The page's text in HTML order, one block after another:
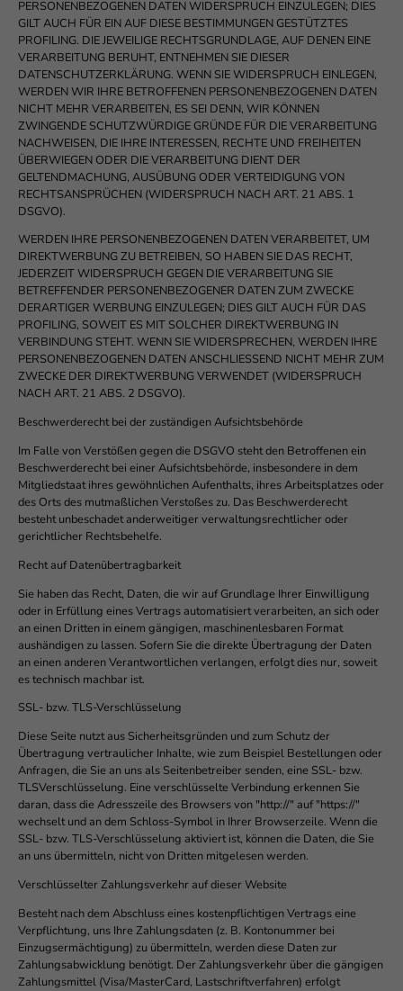
PERSONENBEZOGENEN DATEN WIDERSPRUCH EINZULEGEN; DIES
GILT AUCH FÜR EIN AUF DIESE BESTIMMUNGEN GESTÜTZTES
PROFILING. DIE JEWEILIGE RECHTSGRUNDLAGE, AUF DENEN EINE
VERARBEITUNG BERUHT, ENTNEHMEN SIE DIESER
DATENSCHUTZERKLÄRUNG. WENN SIE WIDERSPRUCH EINLEGEN,
WERDEN WIR IHRE BETROFFENEN PERSONENBEZOGENEN DATEN
NICHT MEHR VERARBEITEN, ES SEI DENN, WIR KÖNNEN
ZWINGENDE SCHUTZWÜRDIGE GRÜNDE FÜR DIE VERARBEITUNG
NACHWEISEN, DIE IHRE INTERESSEN, RECHTE UND FREIHEITEN
ÜBERWIEGEN ODER DIE VERARBEITUNG DIENT DER
GELTENDMACHUNG, AUSÜBUNG ODER VERTEIDIGUNG VON
RECHTSANSPRÜCHEN (WIDERSPRUCH NACH ART. 21 ABS. 1
DSGVO).
WERDEN IHRE PERSONENBEZOGENEN DATEN VERARBEITET, UM
DIREKTWERBUNG ZU BETREIBEN, SO HABEN SIE DAS RECHT,
JEDERZEIT WIDERSPRUCH GEGEN DIE VERARBEITUNG SIE
BETREFFENDER PERSONENBEZOGENER DATEN ZUM ZWECKE
DERARTIGER WERBUNG EINZULEGEN; DIES GILT AUCH FÜR DAS
PROFILING, SOWEIT ES MIT SOLCHER DIREKTWERBUNG IN
VERBINDUNG STEHT. WENN SIE WIDERSPRECHEN, WERDEN IHRE
PERSONENBEZOGENEN DATEN ANSCHLIESSEND NICHT MEHR ZUM
ZWECKE DER DIREKTWERBUNG VERWENDET (WIDERSPRUCH
NACH ART. 21 ABS. 2 DSGVO).
Beschwerderecht bei der zuständigen Aufsichtsbehörde
Im Falle von Verstößen gegen die DSGVO steht den Betroffenen ein
Beschwerderecht bei einer Aufsichtsbehörde, insbesondere in dem
Mitgliedstaat ihres gewöhnlichen Aufenthalts, ihres Arbeitsplatzes oder
des Orts des mutmaßlichen Verstoßes zu. Das Beschwerderecht
besteht unbeschadet anderweitiger verwaltungsrechtlicher oder
gerichtlicher Rechtsbehelfe.
Recht auf Datenübertragbarkeit
Sie haben das Recht, Daten, die wir auf Grundlage Ihrer Einwilligung
oder in Erfüllung eines Vertrags automatisiert verarbeiten, an sich oder
an einen Dritten in einem gängigen, maschinenlesbaren Format
aushändigen zu lassen. Sofern Sie die direkte Übertragung der Daten
an einen anderen Verantwortlichen verlangen, erfolgt dies nur, soweit
es technisch machbar ist.
SSL- bzw. TLS-Verschlüsselung
Diese Seite nutzt aus Sicherheitsgründen und zum Schutz der
Übertragung vertraulicher Inhalte, wie zum Beispiel Bestellungen oder
Anfragen, die Sie an uns als Seitenbetreiber senden, eine SSL- bzw.
TLSVerschlüsselung. Eine verschlüsselte Verbindung erkennen Sie
daran, dass die Adresszeile des Browsers von "http://" auf "https://"
wechselt und an dem Schloss-Symbol in Ihrer Browserzeile. Wenn die
SSL- bzw. TLS-Verschlüsselung aktiviert ist, können die Daten, die Sie
an uns übermitteln, nicht von Dritten mitgelesen werden.
Verschlüsselter Zahlungsverkehr auf dieser Website
Besteht nach dem Abschluss eines kostenpflichtigen Vertrags eine
Verpflichtung, uns Ihre Zahlungsdaten (z. B. Kontonummer bei
Einzugsermächtigung) zu übermitteln, werden diese Daten zur
Zahlungsabwicklung benötigt. Der Zahlungsverkehr über die gängigen
Zahlungsmittel (Visa/MasterCard, Lastschriftverfahren) erfolgt